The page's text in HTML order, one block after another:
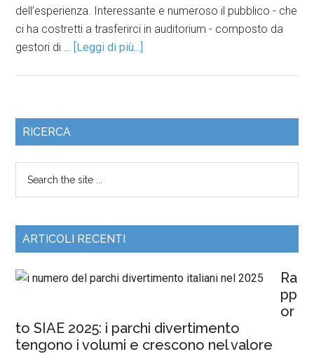
dell’esperienza. Interessante e numeroso il pubblico - che
ci ha costretti a trasferirci in auditorium - composto da
gestori di … [Leggi di più...]
RICERCA
ARTICOLI RECENTI
Ra
pp
or
to SIAE 2025: i parchi divertimento
tengono i volumi e crescono nel valore